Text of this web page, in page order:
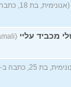
(אנונימית, בת 18, כתבה ב-29/07/26 18:16)
מכביד עליי